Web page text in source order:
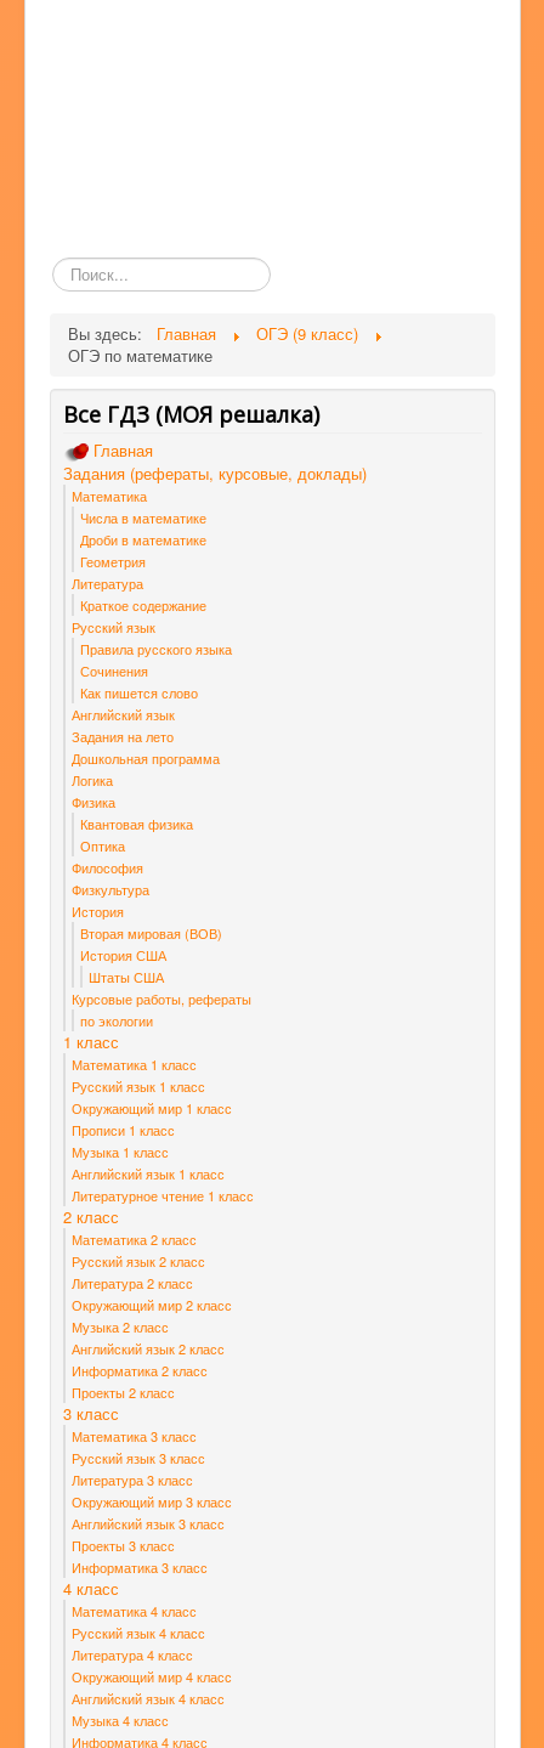
Поиск
по
Вы здесь:
Главная
ОГЭ (9 класс)
ОГЭ по математике
Все ГДЗ (МОЯ решалка)
Главная
Задания (рефераты, курсовые, доклады)
Математика
Числа в математике
Дроби в математике
Геометрия
Литература
Краткое содержание
Русский язык
Правила русского языка
Сочинения
Как пишется слово
Английский язык
Задания на лето
Дошкольная программа
Логика
Физика
Квантовая физика
Оптика
Философия
Физкультура
История
Вторая мировая (ВОВ)
История США
Штаты США
Курсовые работы, рефераты
по экологии
1 класс
Математика 1 класс
Русский язык 1 класс
Окружающий мир 1 класс
Прописи 1 класс
Музыка 1 класс
Английский язык 1 класс
Литературное чтение 1 класс
2 класс
Математика 2 класс
Русский язык 2 класс
Литература 2 класс
Окружающий мир 2 класс
Музыка 2 класс
Английский язык 2 класс
Информатика 2 класс
Проекты 2 класс
3 класс
Математика 3 класс
Русский язык 3 класс
Литература 3 класс
Окружающий мир 3 класс
Английский язык 3 класс
Проекты 3 класс
Информатика 3 класс
4 класс
Математика 4 класс
Русский язык 4 класс
Литература 4 класс
Окружающий мир 4 класс
Английский язык 4 класс
Музыка 4 класс
Информатика 4 класс